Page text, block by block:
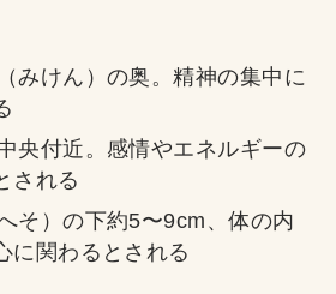
みけん）の奥。精神の集中に
央付近。感情やエネルギーの
される
そ）の下約5〜9cm、体の内
に関わるとされる